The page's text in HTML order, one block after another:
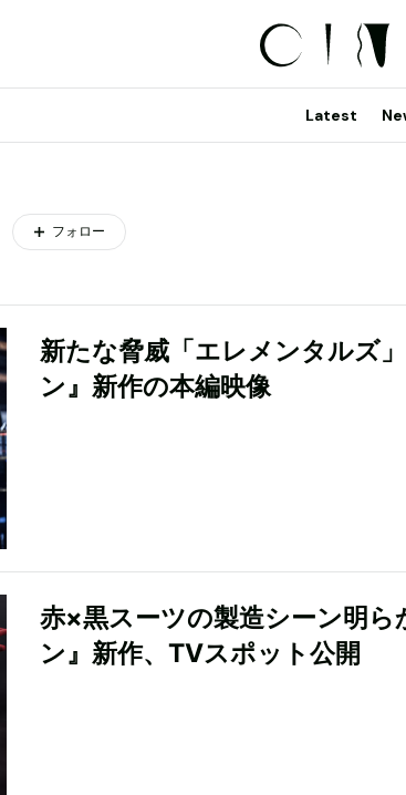
Latest
フォロー
新たな脅威「エレメンタルズ
ン』新作の本編映像
赤×黒スーツの製造シーン明
ン』新作、TVスポット公開